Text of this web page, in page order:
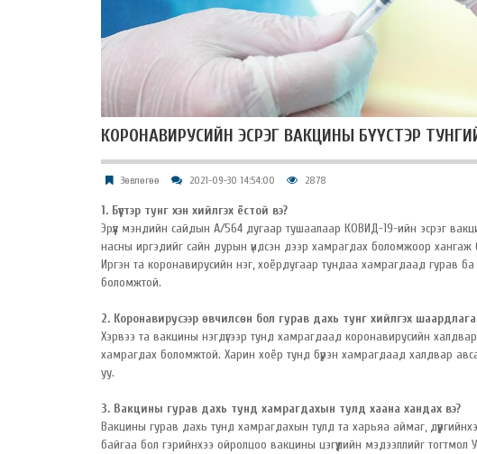
КОРОНАВИРУСИЙН ЭСРЭГ ВАКЦИНЫ БҮҮСТЭР
Зөвлөгөө 2021-09-30 14:54:00 2878
1. Бүүстэр тунг хэн хийлгэх ёстой вэ?
Эрүүл мэндийн сайдын А/564 дугаар тушаалаар КОВИД-19-ийн эсрэг
насны иргэдийг сайн дурын үндсэн дээр хамрагдах боломжоор хангаж
Иргэн та коронавирусийн нэг, хоёрдугаар тундаа хамрагдаад гурав
боломжтой.
2. Коронавирусээр өвчилсөн бол гурав дахь тунг хийлгэх
Хэрвээ та вакцины нэгдүгээр тунд хамрагдаад коронавирусийн
хамрагдах боломжтой. Харин хоёр тунд бүрэн хамрагдаад халдвар
уу.
3. Вакцины гурав дахь тунд хамрагдахын тулд хаана хандах вэ?
Вакцины гурав дахь тунд хамрагдахын тулд та харьяа аймаг,
байгаа бол гэрийнхээ ойролцоо вакцины цэгүүдийн мэдээллийг